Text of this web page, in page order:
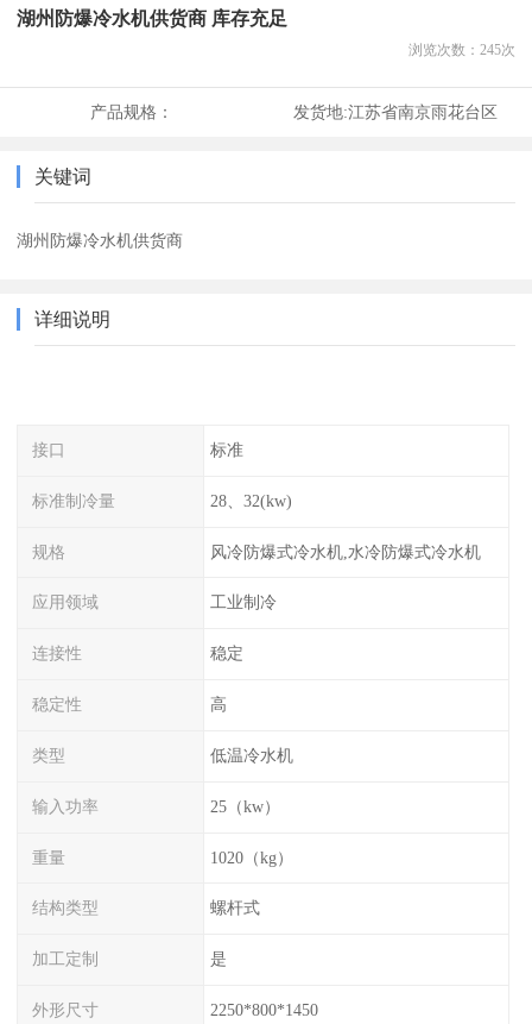
湖州防爆冷水机供货商 库存充足
浏览次数： 245次
产品规格： 发货地:江苏省南京雨花台区
关键词
湖州防爆冷水机供货商
详细说明
接口 标准
标准制冷量 28、32(kw)
规格 风冷防爆式冷水机,水冷防爆式冷水机
应用领域 工业制冷
连接性 稳定
稳定性 高
类型 低温冷水机
输入功率 25（kw）
重量 1020（kg）
结构类型 螺杆式
加工定制 是
外形尺寸 2250*800*1450